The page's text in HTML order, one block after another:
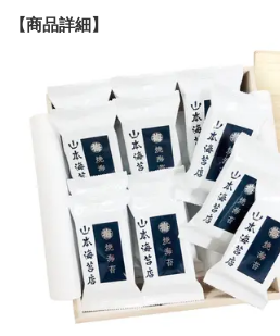
【商品詳細】